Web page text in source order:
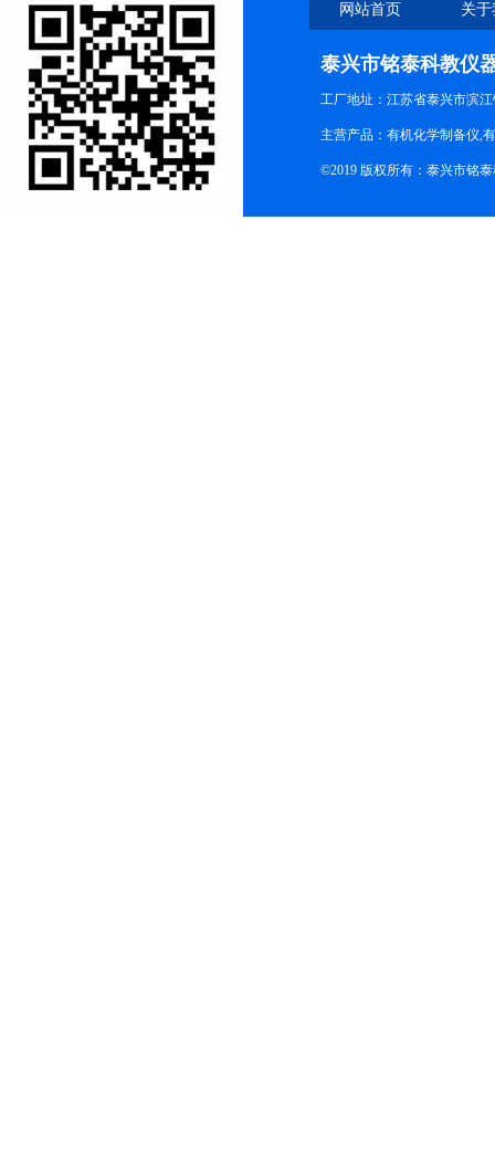
网站首页 关
泰兴市铭泰科教仪
工厂地址：江苏省泰兴市滨
主营产品：有机化学制备仪,
©2019 版权所有：泰兴市铭